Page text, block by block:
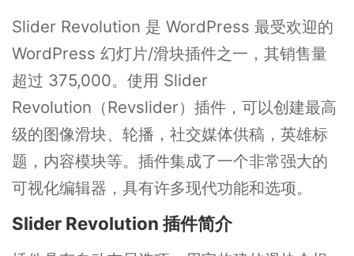
Slider Revolution 是 WordPress 最受欢迎的
WordPress 幻灯片/滑块插件之一，其销售量
超过 375,000。使用 Slider
Revolution（Revslider）插件，可以创建最高
级的图像滑块、轮播，社交媒体供稿，英雄标
题，内容模块等。插件集成了一个非常强大的
可视化编辑器，具有许多现代功能和选项。
Slider Revolution 插件简介